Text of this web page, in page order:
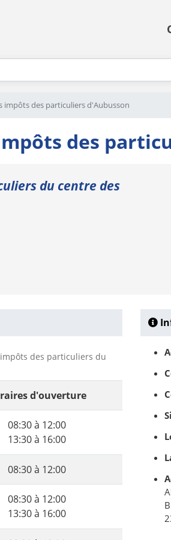
impôts des particuliers d'Aubusson
des
du centre des
des particuliers du
d'ouverture
08:30 à 12:00
13:30 à 16:00
08:30 à 12:00
08:30 à 12:00
13:30 à 16:00